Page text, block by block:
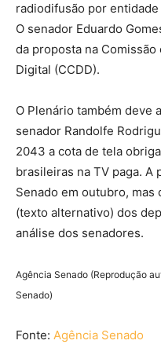
radiodifusão por
O senador Eduardo
da proposta na
Digital (CCDD).
O Plenário também deve
senador Randolfe
2043 a cota de tela
brasileiras na TV paga. A
Senado em outubro,
(texto alternativo) dos
análise dos senadores.
Agência Senado (Reprodução
Senado)
Fonte: Agência Senado